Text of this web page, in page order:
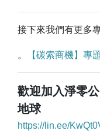
接下來我們有更多
。 【碳索商機】專
歡迎加入淨零
地球
https://lin.ee/